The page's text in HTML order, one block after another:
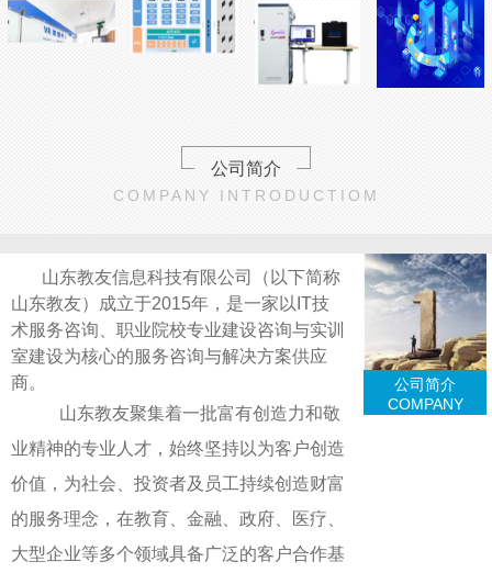
公司简介
COMPANY INTRODUCTIOM
山东教友信息科技有限公司（以下简称
山东教友）成立于2015年，是一家以IT技
术服务咨询、职业院校专业建设咨询与实训
室建设为核心的服务咨询与解决方案供应
商。
山东教友聚集着一批富有创造力和敬
业精神的专业人才，始终坚持以为客户创造
价值，为社会、投资者及员工持续创造财富
的服务理念，在教育、金融、政府、医疗、
大型企业等多个领域具备广泛的客户合作基
公司简介
COMPANY